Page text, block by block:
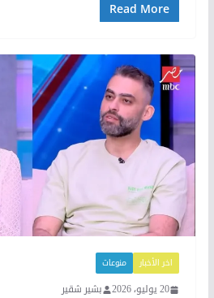
Read More
اخر الأخبار منوعات
20 يوليو، 2026 بشير شقير